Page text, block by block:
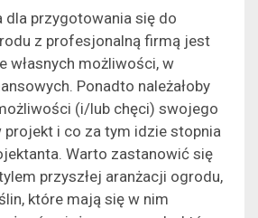
dla przygotowania się do
z profesjonalną firmą jest
własnych możliwości, w
Ponadto należałoby
(i/lub chęci) swojego
projekt i co za tym idzie stopnia
Warto zastanowić się
przyszłej aranżacji ogrodu,
które mają się w nim